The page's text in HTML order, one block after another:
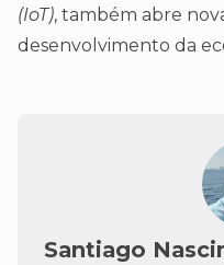
(IoT), também abre
desenvolvimento da
Santiago